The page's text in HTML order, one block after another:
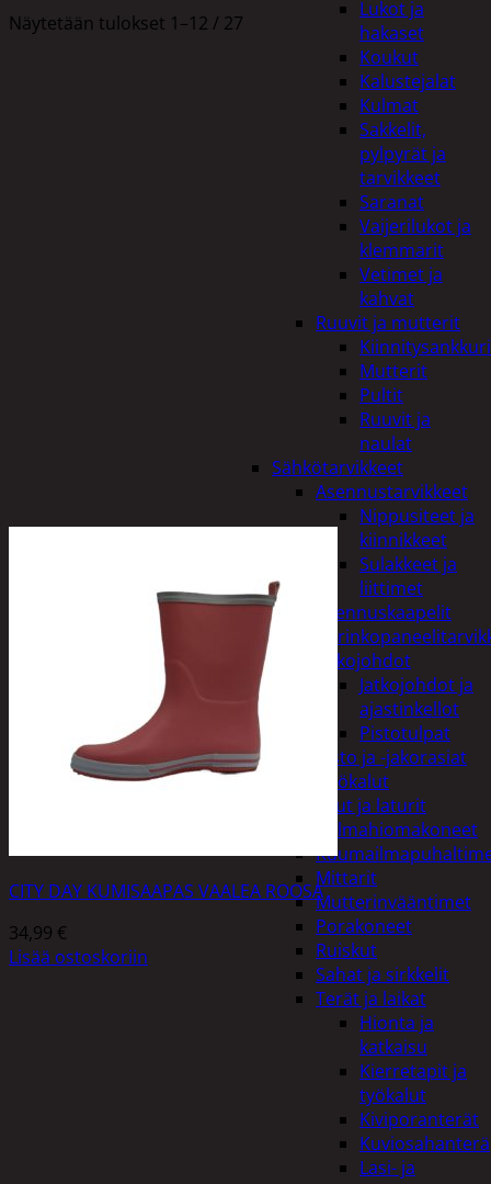
Lukot ja
hakaset
Koukut
Kalustejalat
Kulmat
Sakkelit,
pylpyrät ja
tarvikkeet
Saranat
Vaijerilukot ja
klemmarit
Vetimet ja
kahvat
Ruuvit ja mutterit
Mutterit
Pultit
Ruuvit ja
naulat
Sähkötarvikkeet
Asennustarvikkeet
Nippusiteet ja
kiinnikkeet
Sulakkeet ja
liittimet
Asennuskaapelit
Jatkojohdot
Jatkojohdot ja
ajastinkellot
Pistotulpat
Pisto ja -jakorasiat
Sähkötyökalut
Akut ja laturit
Kulmahiomakoneet
Mittarit
Mutterinvääntimet
Porakoneet
Ruiskut
Sahat ja sirkkelit
Terät ja laikat
Hionta ja
katkaisu
Kierretapit ja
työkalut
Kiviporanterät
Kuviosahanterä
Lasi- ja
Näytetään tulokset 1–12 / 27
CITY DAY KUMISAAPAS VAALEA ROOSA
34,99 €
Lisää ostoskoriin